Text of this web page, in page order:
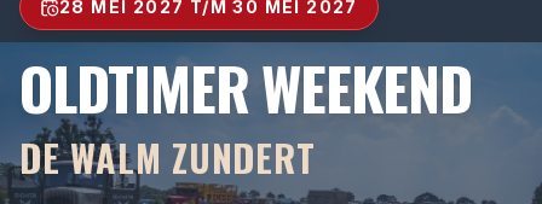
28 MEI 2027 T/M 30 MEI 2027
OLDTIMER WEEKEND
DE WALM ZUNDERT